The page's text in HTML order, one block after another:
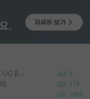
Korea University 수학, 컴퓨터과학 이학사, UC Berkeley 산업공학 대학원 공학박사가 되는 것은 쉽지 않겠죠? 9
) 274
1388